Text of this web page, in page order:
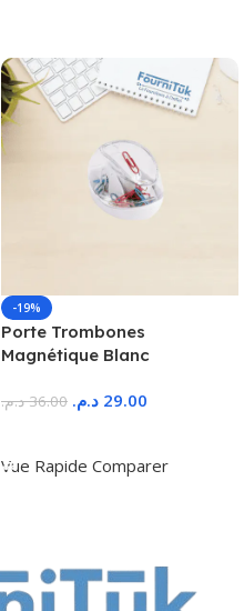
-19%
Porte Trombones
Magnétique Blanc
36.00 د.م. 29.00 د.م.
Vue Rapide Comparer